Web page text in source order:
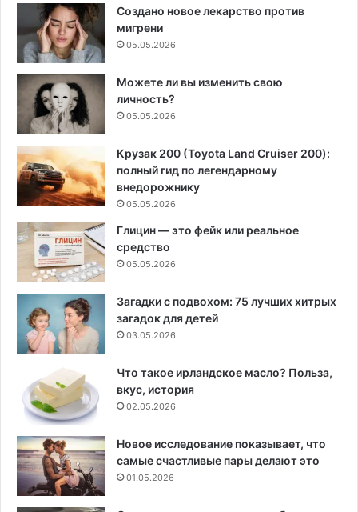
Создано новое лекарство против
мигрени
05.05.2026
Можете ли вы изменить свою
личность?
05.05.2026
Крузак 200 (Toyota Land Cruiser 200):
полный гид по легендарному
внедорожнику
05.05.2026
Глицин — это фейк или реальное
средство
05.05.2026
Загадки с подвохом: 75 лучших хитрых
загадок для детей
03.05.2026
Что такое ирландское масло? Польза,
вкус, история
02.05.2026
Новое исследование показывает, что
самые счастливые пары делают это
01.05.2026